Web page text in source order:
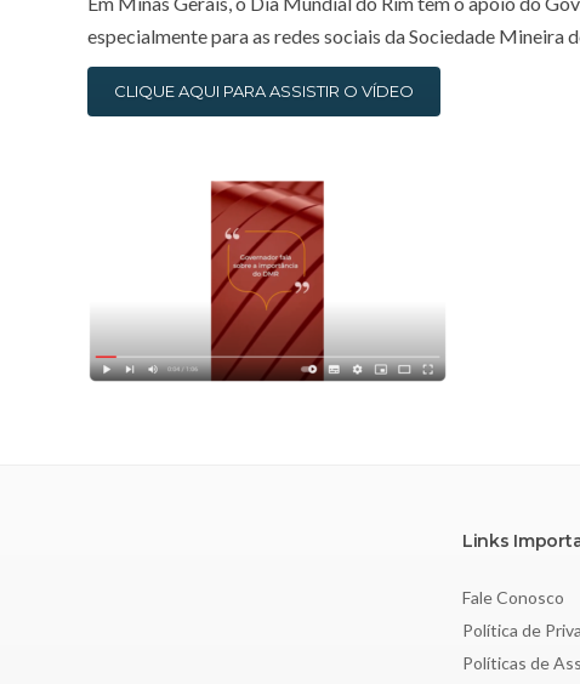
especialmente para as redes sociais da Sociedade Mineira
CLIQUE AQUI PARA ASSISTIR O VÍDEO
Links
Fale Conosco
Política de
Políticas de